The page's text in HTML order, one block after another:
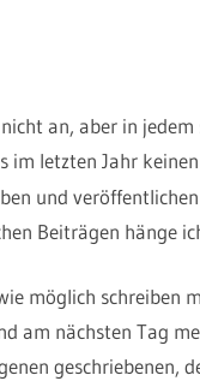
an, aber in jedem
im letzten Jahr
und
Beiträgen hänge
möglich schreiben
am nächsten Tag
geschriebenen,